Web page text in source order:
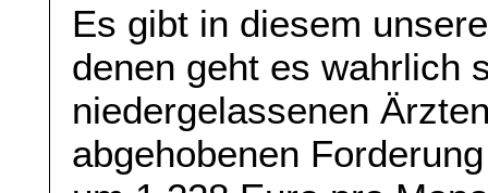
Es gibt in diesem
denen geht es wahrlich
niedergelassenen
abgehobenen